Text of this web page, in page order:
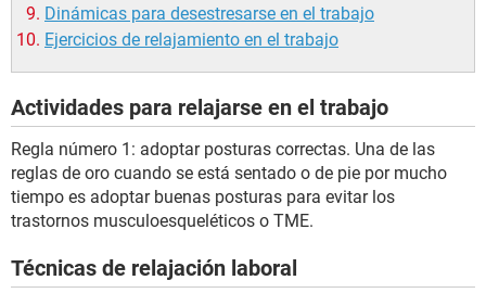
Dinámicas para desestresarse en el trabajo
Ejercicios de relajamiento en el trabajo
Actividades para relajarse en el trabajo
Regla número 1: adoptar posturas correctas. Una de las
reglas de oro cuando se está sentado o de pie por mucho
tiempo es adoptar buenas posturas para evitar los
trastornos musculoesqueléticos o TME.
Técnicas de relajación laboral